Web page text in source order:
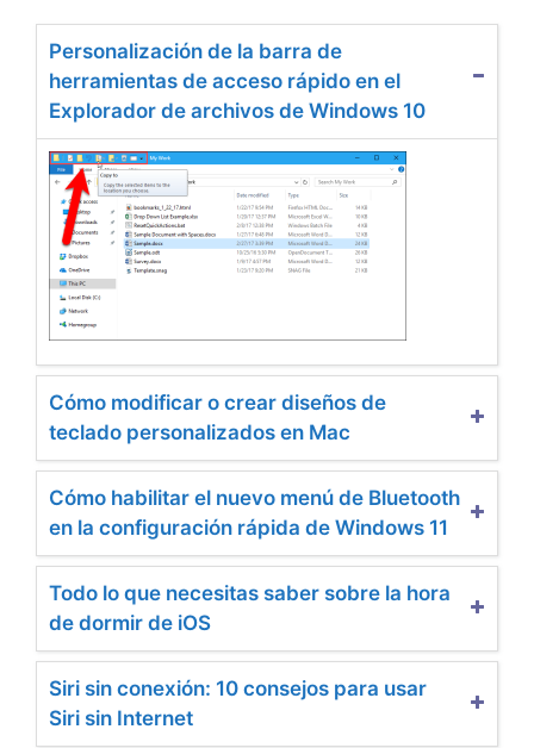
Personalización de la barra de
herramientas de acceso rápido en el
Explorador de archivos de Windows 10
Cómo modificar o crear diseños de
teclado personalizados en Mac
Cómo habilitar el nuevo menú de Bluetooth
en la configuración rápida de Windows 11
Todo lo que necesitas saber sobre la hora
de dormir de iOS
Siri sin conexión: 10 consejos para usar
Siri sin Internet